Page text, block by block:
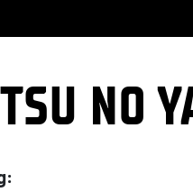
NO